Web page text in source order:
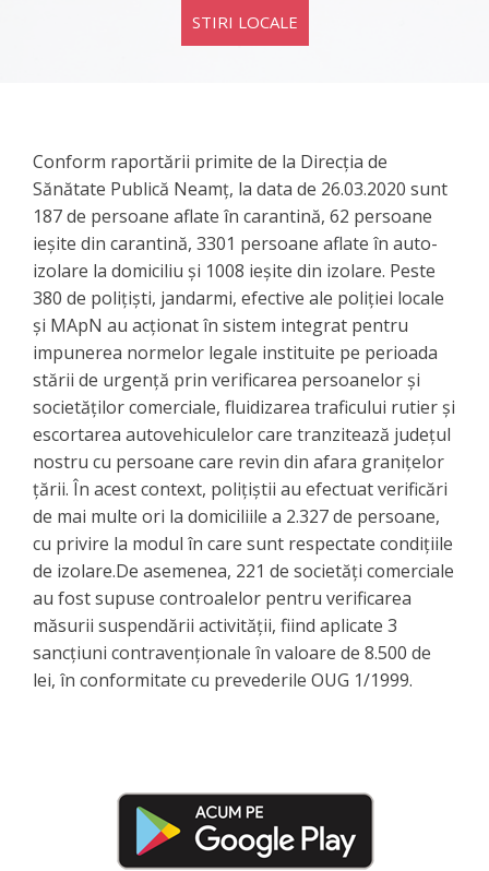
STIRI LOCALE
Conform raportării primite de la Direcția de
Sănătate Publică Neamț, la data de 26.03.2020 sunt
187 de persoane aflate în carantină, 62 persoane
ieșite din carantină, 3301 persoane aflate în auto-
izolare la domiciliu și 1008 ieșite din izolare. Peste
380 de polițiști, jandarmi, efective ale poliției locale
și MApN au acționat în sistem integrat pentru
impunerea normelor legale instituite pe perioada
stării de urgență prin verificarea persoanelor și
societăților comerciale, fluidizarea traficului rutier și
escortarea autovehiculelor care tranzitează județul
nostru cu persoane care revin din afara granițelor
țării. În acest context, polițiștii au efectuat verificări
de mai multe ori la domiciliile a 2.327 de persoane,
cu privire la modul în care sunt respectate condițiile
de izolare.De asemenea, 221 de societăți comerciale
au fost supuse controalelor pentru verificarea
măsurii suspendării activității, fiind aplicate 3
sancțiuni contravenționale în valoare de 8.500 de
lei, în conformitate cu prevederile OUG 1/1999.